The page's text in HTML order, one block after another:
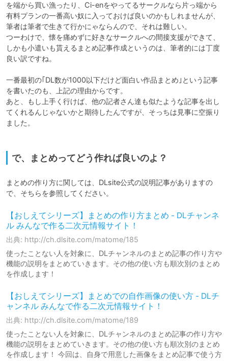
を端から買い漁ったり、Ci-enをやってるサークルなら片っ端から
有料プランの一番高い奴に入っておけば良いのかもしれませんが、
筆者は筆者で生きて行かにゃならんので、それは難しい。
つーわけで、懐を痛めずに好きなサークルへの間接支援ができて、
しかも小遣いも貰えるまとめ記事作成というのは、筆者的には丁度
良い訳ですね。
一番最初の｢DL数が1000以下だけど面白い作品まとめ｣という記事
を書いたのも、上記の理由からです。
あと、もし上手く行けば、他の記者さん達も似たような記事を出し
てくれるんじゃないかと期待したんですが、そっちは見事に空振り
ました。
で、まとめってどう作れば良いのよ？
まとめの作り方に関しては、DLsite公式の説明記事がありますの
【おしえてシリーズ】まとめの作り方まとめ - DLチャンネ
ル みんなで作る二次元情報サイト！
出典: http://ch.dlsite.com/matome/185
使ったことない人を対象に、DLチャンネルのまとめ記事の作り方や
機能の説明をまとめていきます。その他の使い方も順次別のまとめ
を作成します！
【おしえてシリーズ】まとめでの自作画像の使い方 - DLチ
ャンネル みんなで作る二次元情報サイト！
出典: http://ch.dlsite.com/matome/189
使ったことない人を対象に、DLチャンネルのまとめ記事の作り方や
機能の説明をまとめていきます。その他の使い方も順次別のまとめ
を作成します！ 今回は、自身で用意した画像をまとめ記事で使う方